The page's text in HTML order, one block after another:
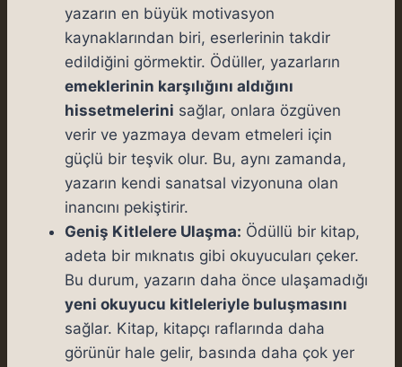
yazarın en büyük motivasyon
kaynaklarından biri, eserlerinin takdir
edildiğini görmektir. Ödüller, yazarların
emeklerinin karşılığını aldığını
hissetmelerini sağlar, onlara özgüven
verir ve yazmaya devam etmeleri için
güçlü bir teşvik olur. Bu, aynı zamanda,
yazarın kendi sanatsal vizyonuna olan
inancını pekiştirir.
Geniş Kitlelere Ulaşma: Ödüllü bir kitap,
adeta bir mıknatıs gibi okuyucuları çeker.
Bu durum, yazarın daha önce ulaşamadığı
yeni okuyucu kitleleriyle buluşmasını
sağlar. Kitap, kitapçı raflarında daha
görünür hale gelir, basında daha çok yer